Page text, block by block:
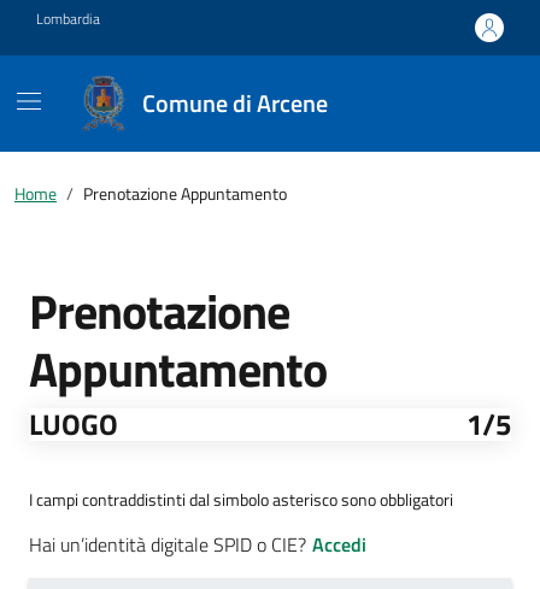
Vai ai contenuti
Vai al footer
Lombardia
Comune di Arcene
Home Prenotazione Appuntamento
Prenotazione
Appuntamento
LUOGO 1/5
I campi contraddistinti dal simbolo asterisco sono obbligatori
Hai un’identità digitale SPID o CIE? Accedi